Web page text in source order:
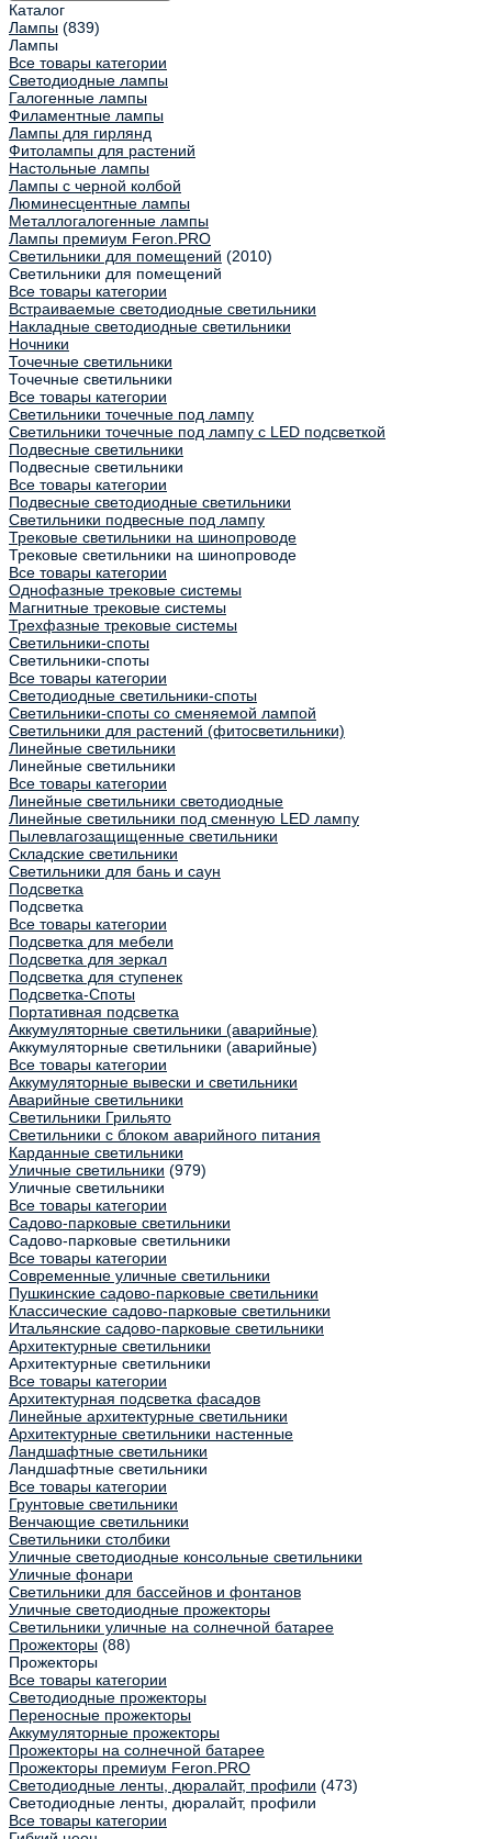
Каталог
Лампы (839)
Лампы
Все товары категории
Светодиодные лампы
Галогенные лампы
Филаментные лампы
Лампы для гирлянд
Фитолампы для растений
Настольные лампы
Лампы с черной колбой
Люминесцентные лампы
Металлогалогенные лампы
Лампы премиум Feron.PRO
Светильники для помещений (2010)
Светильники для помещений
Все товары категории
Встраиваемые светодиодные светильники
Накладные светодиодные светильники
Ночники
Точечные светильники
Точечные светильники
Все товары категории
Светильники точечные под лампу
Светильники точечные под лампу с LED подсветкой
Подвесные светильники
Подвесные светильники
Все товары категории
Подвесные светодиодные светильники
Светильники подвесные под лампу
Трековые светильники на шинопроводе
Трековые светильники на шинопроводе
Все товары категории
Однофазные трековые системы
Магнитные трековые системы
Трехфазные трековые системы
Светильники-споты
Светильники-споты
Все товары категории
Светодиодные светильники-споты
Светильники-споты со сменяемой лампой
Светильники для растений (фитосветильники)
Линейные светильники
Линейные светильники
Все товары категории
Линейные светильники светодиодные
Линейные светильники под сменную LED лампу
Пылевлагозащищенные светильники
Складские светильники
Светильники для бань и саун
Подсветка
Подсветка
Все товары категории
Подсветка для мебели
Подсветка для зеркал
Подсветка для ступенек
Подсветка-Споты
Портативная подсветка
Аккумуляторные светильники (аварийные)
Аккумуляторные светильники (аварийные)
Все товары категории
Аккумуляторные вывески и светильники
Аварийные светильники
Светильники Грильято
Светильники с блоком аварийного питания
Карданные светильники
Уличные светильники (979)
Уличные светильники
Все товары категории
Садово-парковые светильники
Садово-парковые светильники
Все товары категории
Современные уличные светильники
Пушкинские садово-парковые светильники
Классические садово-парковые светильники
Итальянские садово-парковые светильники
Архитектурные светильники
Архитектурные светильники
Все товары категории
Архитектурная подсветка фасадов
Линейные архитектурные светильники
Архитектурные светильники настенные
Ландшафтные светильники
Ландшафтные светильники
Все товары категории
Грунтовые светильники
Венчающие светильники
Светильники столбики
Уличные светодиодные консольные светильники
Уличные фонари
Светильники для бассейнов и фонтанов
Уличные светодиодные прожекторы
Светильники уличные на солнечной батарее
Прожекторы (88)
Прожекторы
Все товары категории
Светодиодные прожекторы
Переносные прожекторы
Аккумуляторные прожекторы
Прожекторы на солнечной батарее
Прожекторы премиум Feron.PRO
Светодиодные ленты, дюралайт, профили (473)
Светодиодные ленты, дюралайт, профили
Все товары категории